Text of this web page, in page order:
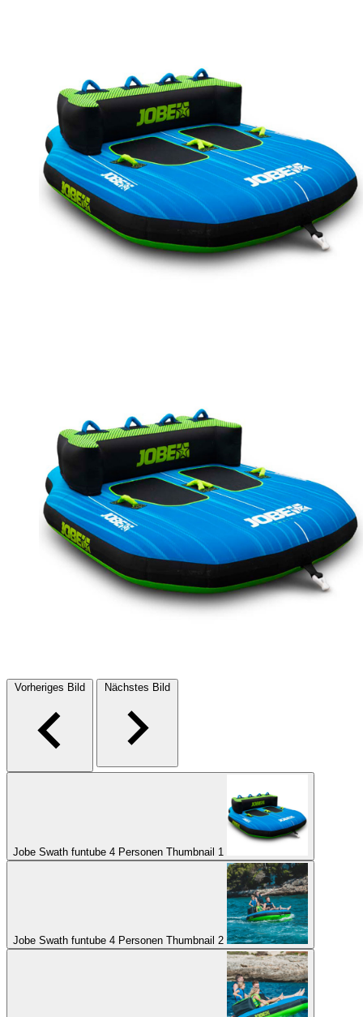
Vorheriges Bild Nächstes Bild
Jobe Swath funtube 4 Personen Thumbnail 1
Jobe Swath funtube 4 Personen Thumbnail 2